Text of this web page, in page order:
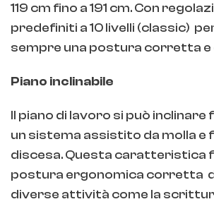
119 cm fino a 191 cm. Con
predefiniti a 10 livelli (classic)
sempre una postura corretta
Piano inclinabile
Il piano di lavoro si può inclinare
un sistema assistito da molla e
discesa. Questa caratteristica
postura ergonomica corretta
diverse attività come la